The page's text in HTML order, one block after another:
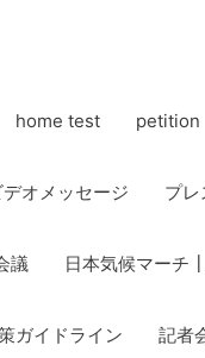
home test petition
デオメッセージ プレ
議 日本気候マーチ
ガイドライン 記者